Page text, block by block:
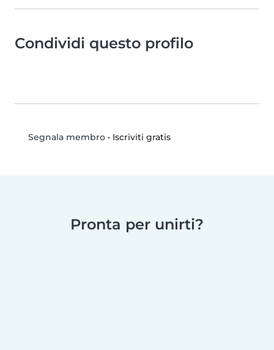
Condividi questo profilo
Segnala membro• Iscriviti gratis
Pronta per unirti?